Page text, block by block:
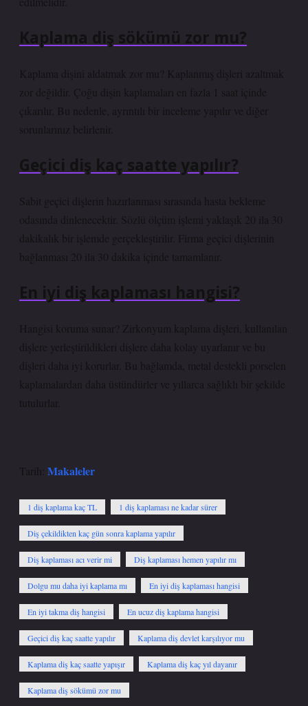
Kaplama diş sökümü zor mu?
Kaplama dişini aldatmak zor mu? Kaplanmış dişleri azaltmak
zor değildir. Çoğu dişin kaplamaları en fazla 1 saat içinde
çıkarılır. Bu nedenle, ayrıntılı bir inceleme yapılır ve diğer
sorunlarınız belirlenir.
Geçici diş kaç saatte yapılır?
Sabit geçici dişlerin hazırlanması sırasında hasta bekleme
odasında dinlenecektir. Sözlü ölçüm işlemi yaklaşık 20 ila 30
dakikalık bir işlemde gerçekleştirilir. Firma geçici dişlerinin
bağlanması 20 ila 30 dakika içinde tamamlanır.
En iyi diş kaplaması hangisi?
Hangisi koruma sunar? Zirkonyum kaplama dişleri, kullanılan
dişlere yerleştirildikleri dişlere daha kolay uyarlanır ve bu
dişleri daha iyi korurlar. Bu bağlamda, metal destekli porselen
kaplamalardan daha üstündürler ve yıllarca sağlıklı bir şekilde
tutulurlar.
Tarih: Makaleler
1 diş kaplama kaç TL 1 diş kaplaması ne kadar sürer
Diş çekildikten kaç gün sonra kaplama yapılır
Diş kaplaması acı verir mi Diş kaplaması hemen yapılır mı
Dolgu mu daha iyi kaplama mı En iyi diş kaplaması hangisi
En iyi takma diş hangisi En ucuz diş kaplama hangisi
Geçici diş kaç saatte yapılır Kaplama diş devlet karşılıyor mu
Kaplama diş kaç saatte yapışır Kaplama diş kaç yıl dayanır
Kaplama diş sökümü zor mu